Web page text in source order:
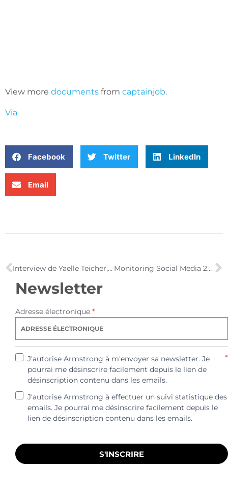
View more documents from captainjob.
Via
Facebook Twitter LinkedIn
Email
Interview de Yaelle Teicher, community manager de Voyages-Sncf Monitoring Social Media 2010, LeWeb’10, repenser le potentiel sociétal du Web2.0 & e-Atelier Kinoa
Newsletter
Adresse électronique *
J'autorise Armstrong à m'envoyer sa newsletter. Je
pourrai me désinscrire facilement depuis le lien de
désinscription contenu dans les emails.
*
J'autorise Armstrong à effectuer un suivi statistique des
emails. Je pourrai me désinscrire facilement depuis le
lien de désinscription contenu dans les emails.
S'INSCRIRE